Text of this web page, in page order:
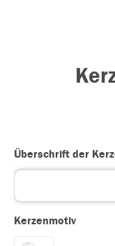
Überschrift der
Kerzenmotiv